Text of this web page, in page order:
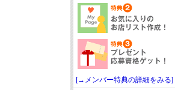
[→メンバー特典の詳細をみる]